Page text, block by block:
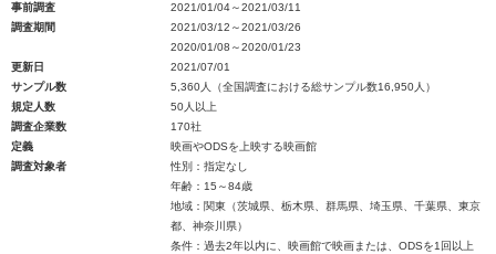
事前調査
2021/01/04～2021/03/11
調査期間
2021/03/12～2021/03/26
2020/01/08～2020/01/23
更新日
2021/07/01
サンプル数
5,360人（全国調査における総サンプル数16,950人）
規定人数
50人以上
調査企業数
170社
定義
映画やODSを上映する映画館
調査対象者
性別：指定なし
年齢：15～84歳
地域：関東（茨城県、栃木県、群馬県、埼玉県、千葉県、東京
都、神奈川県）
条件：過去2年以内に、映画館で映画または、ODSを1回以上